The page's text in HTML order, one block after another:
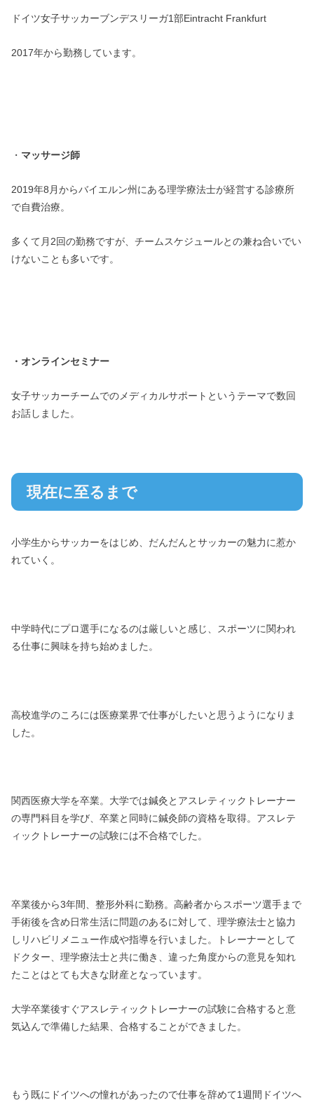
ドイツ女子サッカーブンデスリーガ1部Eintracht Frankfurt
2017年から勤務しています。
・ マッサージ師
2019年8月からバイエルン州にある理学療法士が経営する診療所
で自費治療。
多くて月2回の勤務ですが、チームスケジュールとの兼ね合いでい
けないことも多いです。
・オンラインセミナー
女子サッカーチームでのメディカルサポートというテーマで数回
お話しました。
現在に至るまで
小学生からサッカーをはじめ、だんだんとサッカーの魅力に惹か
れていく。
中学時代にプロ選手になるのは厳しいと感じ、スポーツに関われ
る仕事に興味を持ち始めました。
高校進学のころには医療業界で仕事がしたいと思うようになりま
した。
関西医療大学を卒業。大学では鍼灸とアスレティックトレーナー
の専門科目を学び、卒業と同時に鍼灸師の資格を取得。アスレテ
ィックトレーナーの試験には不合格でした。
卒業後から3年間、整形外科に勤務。高齢者からスポーツ選手まで
手術後を含め日常生活に問題のあるに対して、理学療法士と協力
しリハビリメニュー作成や指導を行いました。トレーナーとして
ドクター、理学療法士と共に働き、違った角度からの意見を知れ
たことはとても大きな財産となっています。
大学卒業後すぐアスレティックトレーナーの試験に合格すると意
気込んで準備した結果、合格することができました。
もう既にドイツへの憧れがあったので仕事を辞めて1週間ドイツへ